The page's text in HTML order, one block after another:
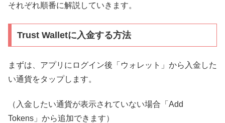
それぞれ順番に解説していきます。
Trust Walletに入金する方法
まずは、アプリにログイン後「ウォレット」から入金した
い通貨をタップします。
（入金したい通貨が表示されていない場合「Add
Tokens」から追加できます）